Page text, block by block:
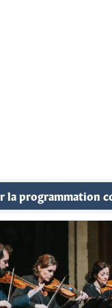
la programmation